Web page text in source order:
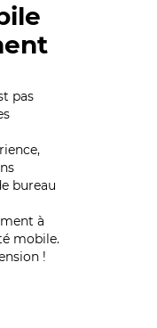
pas
bureau
à
mobile.
!